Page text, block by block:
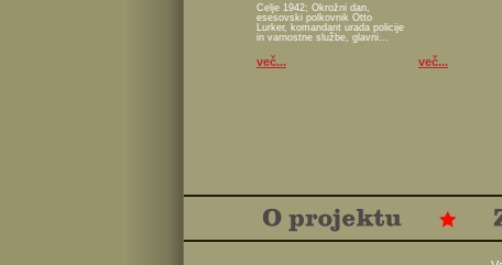
Celje 1942; Okrožni dan,
esesovski polkovnik Otto
Lurker, komandant urada policije
in varnostne službe, glavni...
več... več...